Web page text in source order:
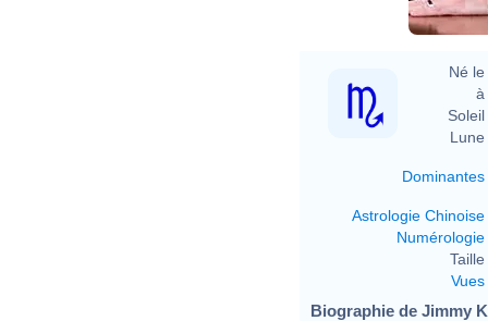
Né le
à
Soleil
Lune
Dominantes
Astrologie Chinoise
Numérologie
Taille
Vues
Biographie de Jimmy